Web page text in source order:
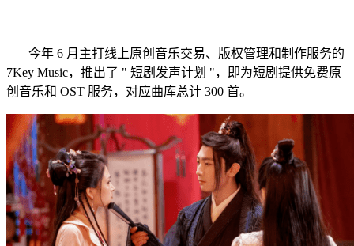
今年 6 月主打线上原创音乐交易、版权管理和制作服务的
7Key Music，推出了 " 短剧发声计划 "，即为短剧提供免费原
创音乐和 OST 服务，对应曲库总计 300 首。